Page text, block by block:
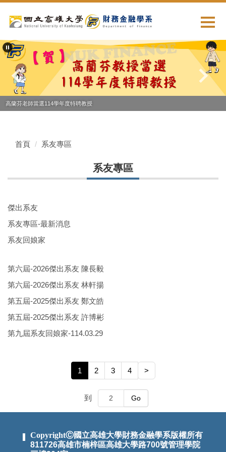
到
要
內
區
高蘭芬老師當選114學年度特聘教授
首頁 系友專區
系友專區
傑出系友
系友專區-最新消息
系友回娘家
第六屆-2026傑出系友 陳長毅
第六屆-2026傑出系友 林軒揚
第五屆-2025傑出系友 鄭文皓
第五屆-2025傑出系友 許博彬
第九屆系友回娘家-114.03.29
1 2 3 4 >
到 Go
CopyrightⒸ國立高雄大學財務金融學系版權所有
811726高雄市楠梓區高雄大學路700號管理學院